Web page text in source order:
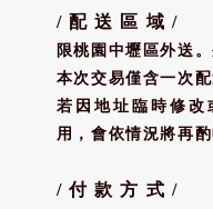
/ 配 送 區 域 /
限桃園中壢區外送
本次交易僅含一次配
若因地址臨時修改
用，會依情況將再
/ 付 款 方 式 /